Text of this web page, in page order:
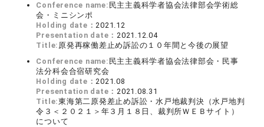
Conference name: 民主主義科学者協会法律部会学術総
会・ミニシンポ
Holding date：2021.12
Presentation date：2021.12.04
Title: 原発再稼働差止め訴訟の１０年間と今後の展望
Conference name: 民主主義科学者協会法律部会・民事
法分科会合宿研究会
Holding date：2021.08
Presentation date：2021.08.31
Title:東海第二原発差止め訴訟・水戸地裁判決（水戸地判
令３＜２０２１＞年３月１８日、裁判所ＷＥＢサイト）
について